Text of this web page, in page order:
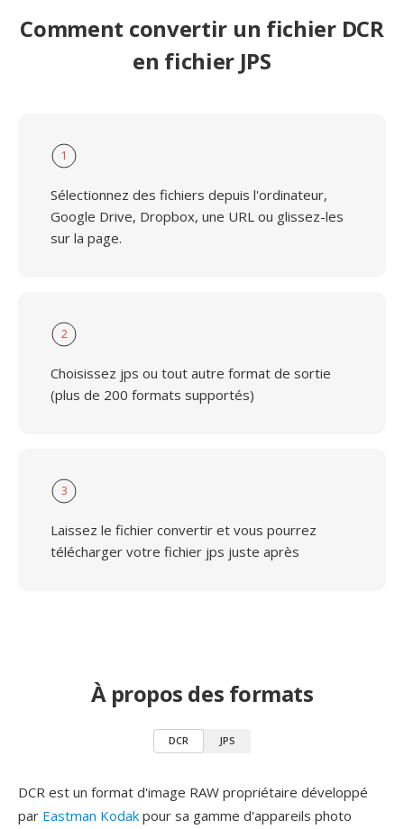
Comment convertir un fichier DCR
en fichier JPS
1
Sélectionnez des fichiers depuis l'ordinateur,
Google Drive, Dropbox, une URL ou glissez-les
sur la page.
2
Choisissez jps ou tout autre format de sortie
(plus de 200 formats supportés)
3
Laissez le fichier convertir et vous pourrez
télécharger votre fichier jps juste après
À propos des formats
DCR JPS
DCR est un format d'image RAW propriétaire développé
par Eastman Kodak pour sa gamme d'appareils photo